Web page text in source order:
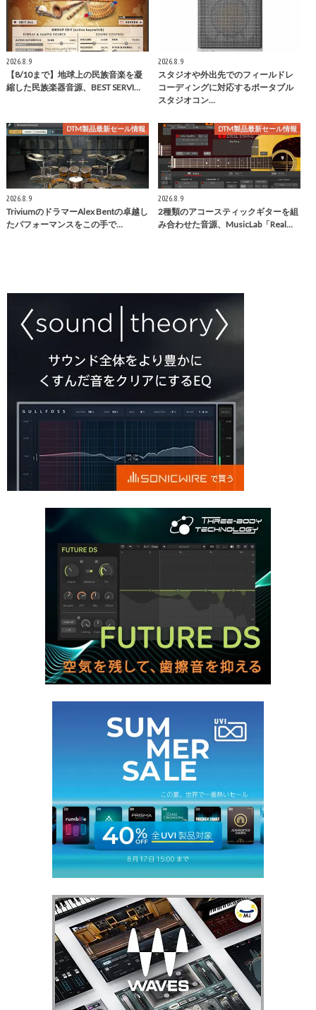
2026.8.9
【8/10まで】地球上の民族音楽を凝
縮した民族楽器音源、BEST SERVI…
2026.8.9
スタジオや外出先でのフィールドレ
コーディングに対応するポータブル
スタジオコン…
DTM製品最新セール情報
2026.8.9
TriviumのドラマーAlex Bentの卓越し
たパフォーマンスをこの手で…
DTM製品最新セール情報
2026.8.9
2種類のアコースティックギターを組
み合わせた音源、MusicLab「Real…